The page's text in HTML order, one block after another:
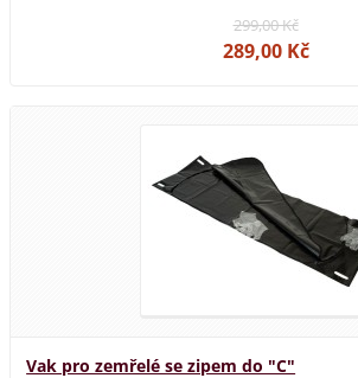
299,00 Kč
289,00 Kč
Vak pro zemřelé se zipem do "C"